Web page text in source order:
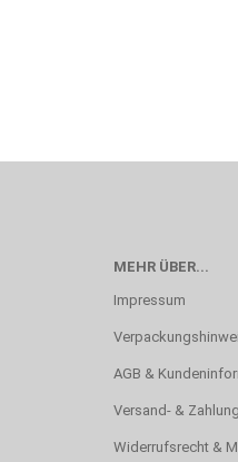
MEHR ÜBER...
Impressum
AGB &
Versand- &
Widerrufsrecht &